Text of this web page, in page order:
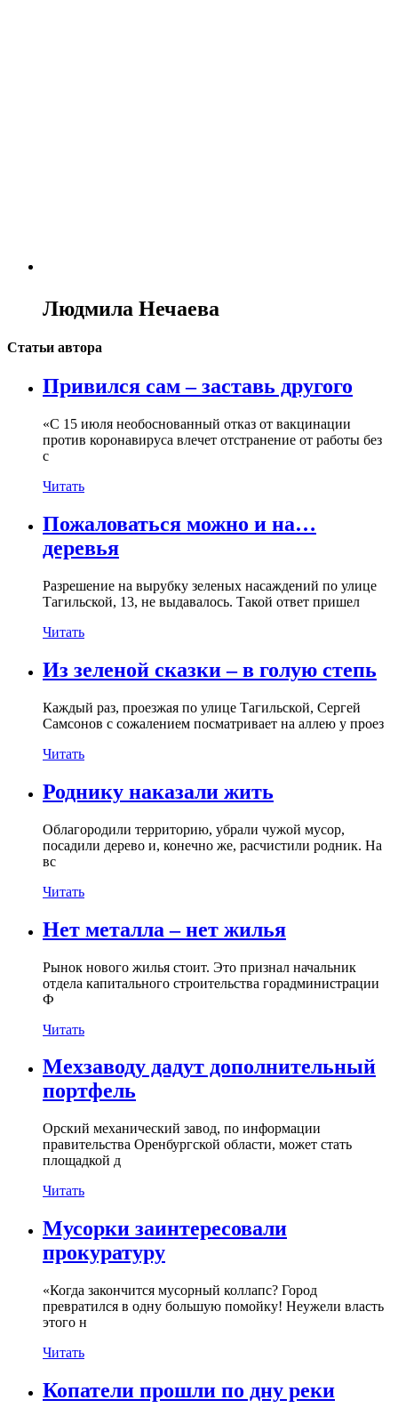
Людмила Нечаева
Статьи автора
Привился сам – заставь другого
«С 15 июля необоснованный отказ от вакцинации
против коронавируса влечет отстранение от работы без
с
Читать
Пожаловаться можно и на…
деревья
Разрешение на вырубку зеленых насаждений по улице
Тагильской, 13, не выдавалось. Такой ответ пришел
Читать
Из зеленой сказки – в голую степь
Каждый раз, проезжая по улице Тагильской, Сергей
Самсонов с сожалением посматривает на аллею у проез
Читать
Роднику наказали жить
Облагородили территорию, убрали чужой мусор,
посадили дерево и, конечно же, расчистили родник. На
вс
Читать
Нет металла – нет жилья
Рынок нового жилья стоит. Это признал начальник
отдела капитального строительства горадминистрации
Ф
Читать
Мехзаводу дадут дополнительный
портфель
Орский механический завод, по информации
правительства Оренбургской области, может стать
площадкой д
Читать
Мусорки заинтересовали
прокуратуру
«Когда закончится мусорный коллапс? Город
превратился в одну большую помойку! Неужели власть
этого н
Читать
Копатели прошли по дну реки